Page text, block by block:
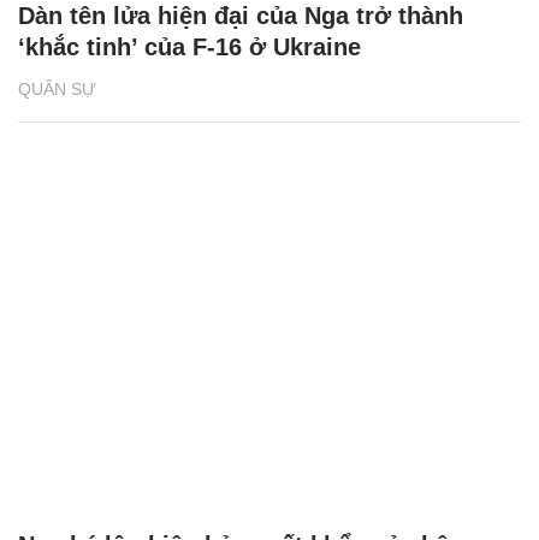
QUÂN SỰ
Dàn tên lửa hiện đại của Nga trở thành
‘khắc tinh’ của F-16 ở Ukraine